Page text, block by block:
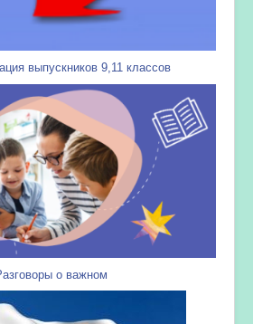
выпускников 9,11 классов
о важном